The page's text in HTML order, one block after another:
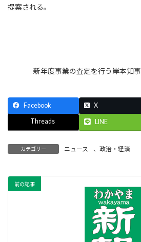
提案される。
新年度事業の査定を行う岸本知事
Facebook X
Threads LINE
カテゴリー ニュース 、 政治・経済
前の記事